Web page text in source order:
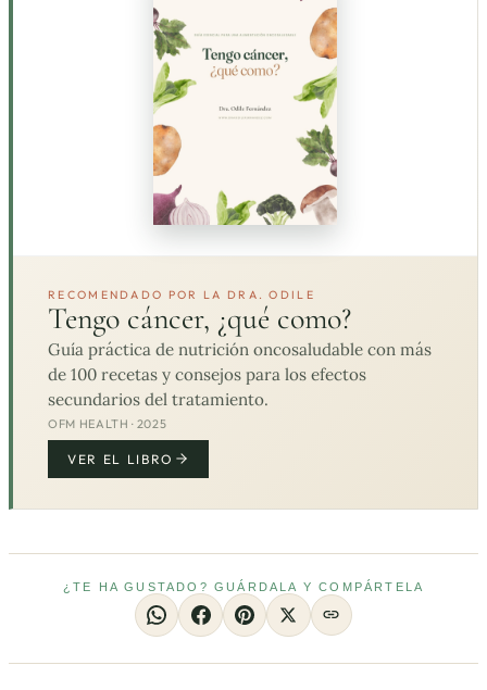
RECOMENDADO POR LA DRA. ODILE
Tengo cáncer, ¿qué como?
Guía práctica de nutrición oncosaludable con más
de 100 recetas y consejos para los efectos
secundarios del tratamiento.
OFM HEALTH · 2025
VER EL LIBRO
¿TE HA GUSTADO? GUÁRDALA Y COMPÁRTELA